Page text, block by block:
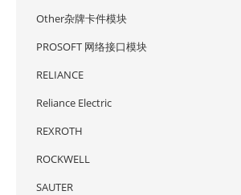
Other杂牌卡件模块
PROSOFT 网络接口模块
RELIANCE
Reliance Electric
REXROTH
ROCKWELL
SAUTER